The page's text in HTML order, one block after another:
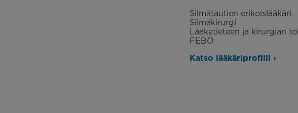
Silmätautien erikoislääkäri
Silmäkirurgi
Lääketieteen ja kirurgian
FEBO
Katso lääkäriprofiili ›